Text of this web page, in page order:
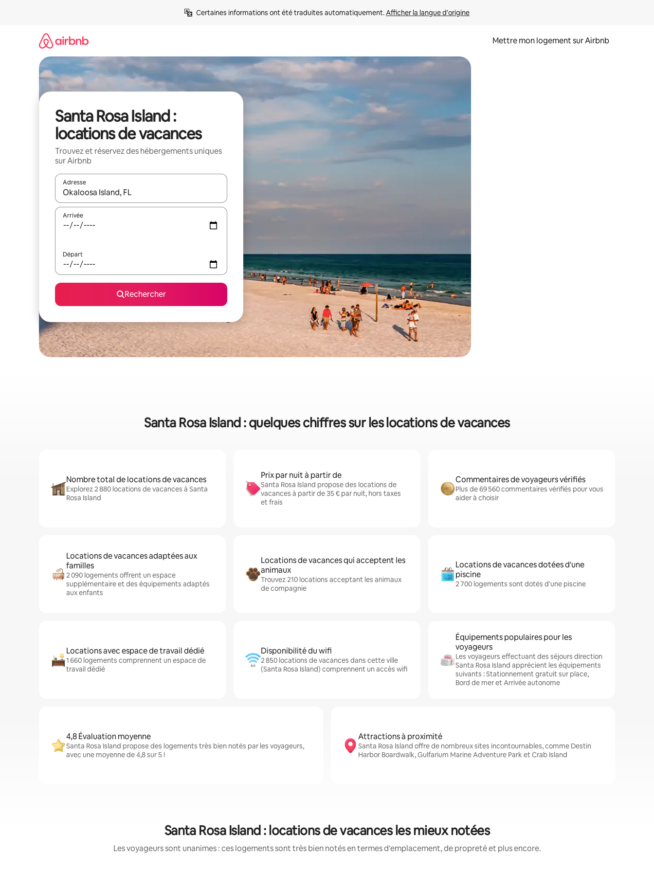
Certaines informations ont été traduites automatiquement. Afficher la langue d'origine
Mettre mon logement sur Airbnb
Santa Rosa Island :
locations de vacances
Trouvez et réservez des hébergements uniques
sur Airbnb
Adresse
Lorsque les résultats s'affichent, utilisez les flèches vers le haut et vers le bas pour les parcourir ou en appuyant et en faisant glisser.
Arrivée
Départ
Rechercher
Santa Rosa Island : quelques chiffres sur les locations de vacances
Nombre total de locations de vacances
Explorez 2 880 locations de vacances à Santa
Rosa Island
Prix par nuit à partir de
Santa Rosa Island propose des locations de
vacances à partir de 35 € par nuit, hors taxes
et frais
Commentaires de voyageurs vérifiés
Plus de 69 560 commentaires vérifiés pour vous
aider à choisir
Locations de vacances adaptées aux
familles
2 090 logements offrent un espace
supplémentaire et des équipements adaptés
aux enfants
Locations de vacances qui acceptent les
animaux
Trouvez 210 locations acceptant les animaux
de compagnie
Locations de vacances dotées d'une
piscine
2 700 logements sont dotés d'une piscine
Locations avec espace de travail dédié
1 660 logements comprennent un espace de
travail dédié
Disponibilité du wifi
2 850 locations de vacances dans cette ville
(Santa Rosa Island) comprennent un accès wifi
Équipements populaires pour les
voyageurs
Les voyageurs effectuant des séjours direction
Santa Rosa Island apprécient les équipements
suivants : Stationnement gratuit sur place,
Bord de mer et Arrivée autonome
4,8 Évaluation moyenne
Santa Rosa Island propose des logements très bien notés par les voyageurs,
avec une moyenne de 4,8 sur 5 !
Attractions à proximité
Santa Rosa Island offre de nombreux sites incontournables, comme Destin
Harbor Boardwalk, Gulfarium Marine Adventure Park et Crab Island
Santa Rosa Island : locations de vacances les mieux notées
Les voyageurs sont unanimes : ces logements sont très bien notés en termes d'emplacement, de propreté et plus encore.